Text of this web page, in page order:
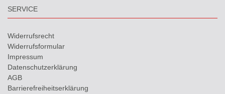
SERVICE
Widerrufs­recht
Widerrufs­formular
Impressum
Daten­schutz­erklärung
AGB
Barrierefreiheitserklärung